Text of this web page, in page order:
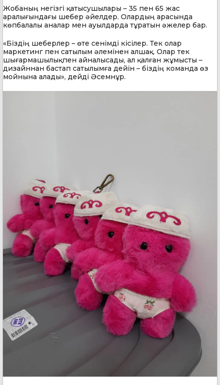
Жобаның негізгі қатысушылары – 35 пен 65 жас
аралығындағы шебер әйелдер. Олардың арасында
көпбалалы аналар мен ауылдарда тұратын әжелер бар.
«Біздің шеберлер – өте сенімді кісілер. Тек олар
маркетинг пен сатылым әлемінен алшақ. Олар тек
шығармашылықпен айналысады, ал қалған жұмысты –
дизайннан бастап сатылымға дейін – біздің команда өз
мойнына алады», дейді Әсемнұр.